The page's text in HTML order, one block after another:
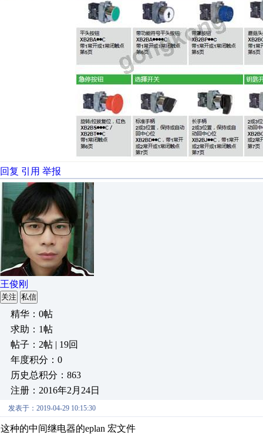
回复 引用 举报
王俊刚
关注 私信
精华：0帖
求助：1帖
帖子：2帖 | 19回
年度积分：0
历史总积分：863
注册：2016年2月24日
发表于：2019-04-29 10:15:30
这种的中间继电器的eplan 宏文件